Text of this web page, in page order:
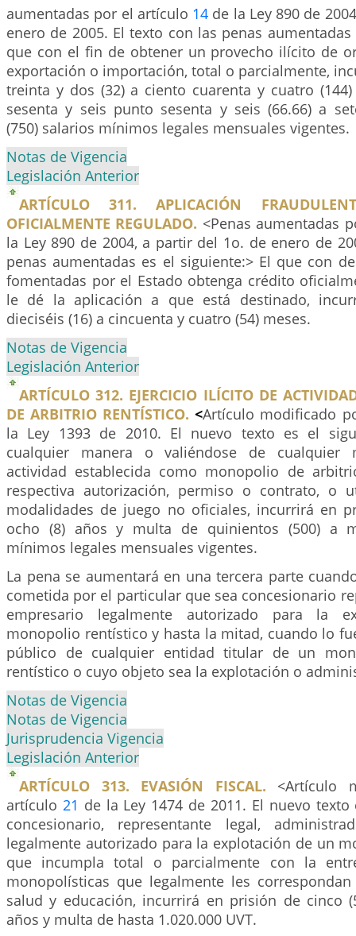
aumentadas por el artículo 14 de la Ley 890 de
enero de 2005. El texto con las penas
que con el fin de obtener un provecho ilícito de
exportación o importación, total o parcialmente,
treinta y dos (32) a ciento cuarenta y cuatro
sesenta y seis punto sesenta y seis (66.66) a
(750) salarios mínimos legales mensuales vigentes.
Notas de Vigencia
Legislación Anterior
ARTÍCULO 311. APLICACIÓN
OFICIALMENTE REGULADO. <Penas aumentadas
la Ley 890 de 2004, a partir del 1o. de enero de
penas aumentadas es el siguiente:> El que con
fomentadas por el Estado obtenga crédito
le dé la aplicación a que está destinado,
dieciséis (16) a cincuenta y cuatro (54) meses.
Notas de Vigencia
Legislación Anterior
ARTÍCULO 312. EJERCICIO ILÍCITO DE
DE ARBITRIO RENTÍSTICO. <Artículo modificado
la Ley 1393 de 2010. El nuevo texto es el
cualquier manera o valiéndose de cualquier
actividad establecida como monopolio de
respectiva autorización, permiso o contrato, o
modalidades de juego no oficiales, incurrirá en
ocho (8) años y multa de quinientos (500) a
mínimos legales mensuales vigentes.
La pena se aumentará en una tercera parte
cometida por el particular que sea concesionario
empresario legalmente autorizado para la
monopolio rentístico y hasta la mitad, cuando lo
público de cualquier entidad titular de un
rentístico o cuyo objeto sea la explotación o
Notas de Vigencia
Notas de Vigencia
Jurisprudencia Vigencia
Legislación Anterior
ARTÍCULO 313. EVASIÓN FISCAL. <Artículo
artículo 21 de la Ley 1474 de 2011. El nuevo
concesionario, representante legal,
legalmente autorizado para la explotación de un
que incumpla total o parcialmente con la
monopolísticas que legalmente les
salud y educación, incurrirá en prisión de cinco
años y multa de hasta 1.020.000 UVT.